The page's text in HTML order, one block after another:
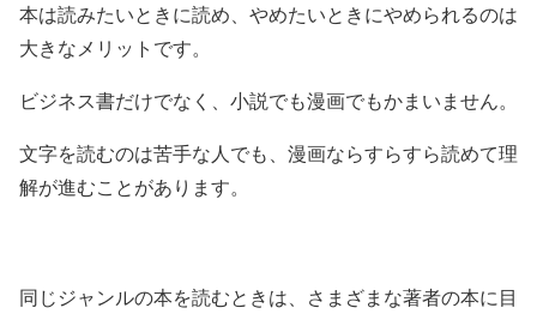
本は読みたいときに読め、やめたいときにやめられるのは
大きなメリットです。
ビジネス書だけでなく、小説でも漫画でもかまいません。
文字を読むのは苦手な人でも、漫画ならすらすら読めて理
解が進むことがあります。
同じジャンルの本を読むときは、さまざまな著者の本に目